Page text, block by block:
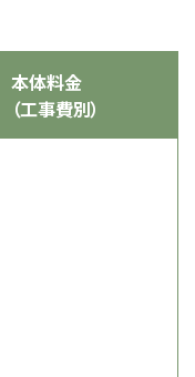
本体料金
（工事費別）